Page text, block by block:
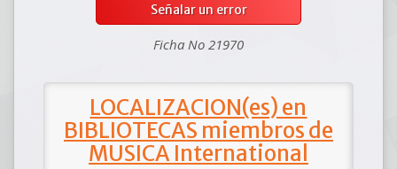
Señalar un error
Ficha No 21970
LOCALIZACION(es) en
BIBLIOTECAS miembros de
MUSICA International